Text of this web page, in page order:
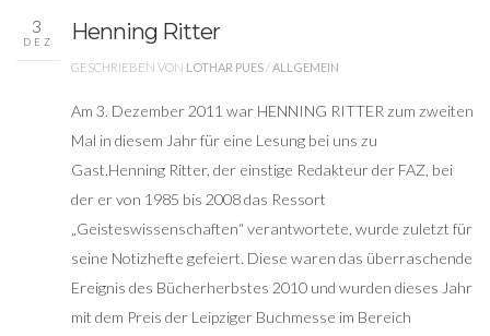
3
DEZ Henning Ritter
GESCHRIEBEN VON LOTHAR PUES/ALLGEMEIN
Am 3. Dezember 2011 war HENNING RITTER zum zweiten
Mal in diesem Jahr für eine Lesung bei uns zu
Gast.Henning Ritter, der einstige Redakteur der FAZ, bei
der er von 1985 bis 2008 das Ressort
„Geisteswissenschaften“ verantwortete, wurde zuletzt für
seine Notizhefte gefeiert. Diese waren das überraschende
Ereignis des Bücherherbstes 2010 und wurden dieses Jahr
mit dem Preis der Leipziger Buchmesse im Bereich